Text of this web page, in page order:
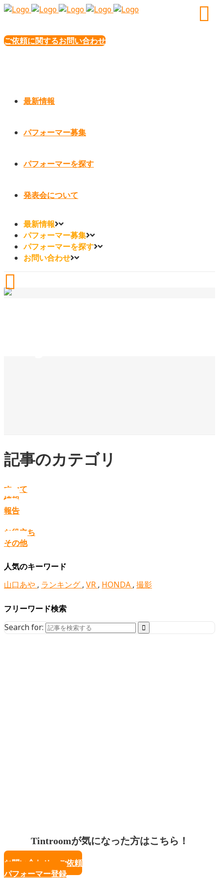
ご依頼に関するお問い合わせ
最新情報
パフォーマー募集
パフォーマーを探す
発表会について
最新情報
パフォーマー募集
パフォーマーを探す
お問い合わせ
記事のカテゴリ
すべて
情報
報告
お役立ち
その他
人気のキーワード
山口あや , ランキング , VR , HONDA , 撮影
フリーワード検索
Search for:
Tintroomが気になった方はこちら！
お問い合わせ・ご依頼
パフォーマー登録